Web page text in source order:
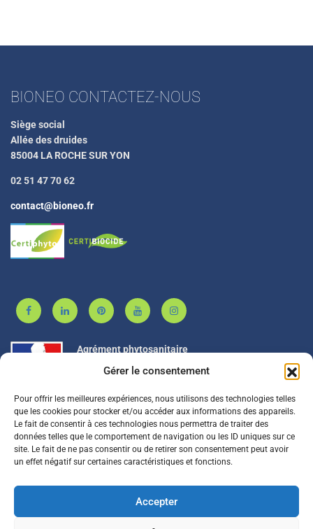
Gérer le consentement
Pour offrir les meilleures expériences, nous utilisons des technologies telles
que les cookies pour stocker et/ou accéder aux informations des appareils.
Le fait de consentir à ces technologies nous permettra de traiter des
données telles que le comportement de navigation ou les ID uniques sur ce
site. Le fait de ne pas consentir ou de retirer son consentement peut avoir
un effet négatif sur certaines caractéristiques et fonctions.
Accepter
BIONEO CONTACTEZ-NOUS
Siège social
Allée des druides
85004 LA ROCHE SUR YON
02 51 47 70 62
contact@bioneo.fr
Agrément phytosanitaire
BIONEO est agréé PL00053
BIONEO est adhérent à PROSANE